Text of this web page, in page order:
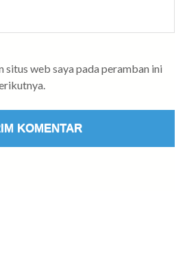
situs web saya pada peramban ini